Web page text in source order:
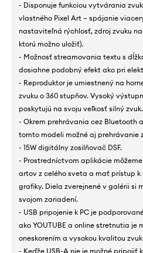
- Disponuje funkciou vytvárania
vlastného Pixel Art – spájanie
nastaviteľná rýchlosť, zdroj zvuku
ktorú možno uložiť).
- Možnosť streamovania textu s
dosiahne podobný efekt ako pri
- Reproduktor je umiestnený na
zvuku o 360 stupňov. Vysoký
poskytujú na svoju veľkosť silný zvuk.
- Okrem prehrávania cez Bluetooth
tomto modeli možné aj prehrávanie
- 15W digitálny zosilňovač DSF.
- Prostredníctvom aplikácie
artov z celého sveta a mať prístup k
grafiky. Diela zverejnené v galérii si
svojom zariadení.
- USB pripojenie k PC je
ako YOUTUBE a online stretnutia je
oneskorením a vysokou kvalitou
- Keďže USB-A nie je možné pripojiť